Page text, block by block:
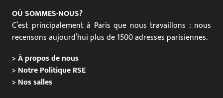
OÙ SOMMES-NOUS?
C’est principalement à Paris que nous travaillons : nous
recensons aujourd’hui plus de 1500 adresses parisiennes.
>À propos de nous
> Notre Politique RSE
> Nos salles